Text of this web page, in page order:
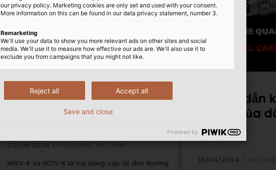
Ưu điểm nổi bật của cáp
lõi đơn H05V-K và H07V-K
23/04/2024 HELUKABEL VIETNAM
H05V-K và H07V-K là hai dòng cáp lõi đơn thường
Hướng dẫn
lượng của
khiển
18/04/2024
our privacy policy. Marketing cookies are only set and used with your consent.
More information on this can be found in our data privacy statement, number 3.
Remarketing
We'll use your data to show you more relevant ads on other sites and social
media. We'll use it to measure how effective our ads are. We'll also use it to
exclude you from campaigns that you might not like.
Accept all
Reject all
Save and close
Powered by